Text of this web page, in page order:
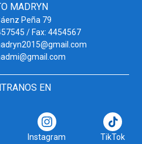
MADRYN
Peña 79
/ Fax: 4454567
EN
Instagram TikTok